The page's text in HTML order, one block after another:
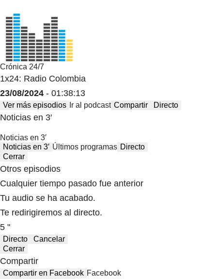
Crónica 24/7
1x24: Radio Colombia
23/08/2024 - 01:38:13
Ver más episodios Ir al podcast Compartir Directo
Noticias en 3′
Noticias en 3′
Noticias en 3′ Últimos programas Directo
Cerrar
Otros episodios
Cualquier tiempo pasado fue anterior
Tu audio se ha acabado.
Te redirigiremos al directo.
5 "
Directo
Cancelar
Cerrar
Compartir
Compartir en Facebook Facebook